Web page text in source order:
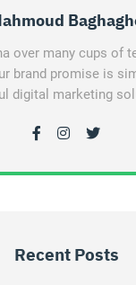
over many cups of
brand promise is
digital marketing
Recent Posts